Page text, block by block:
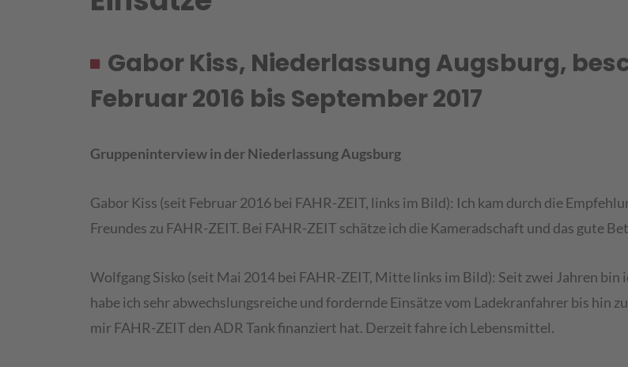
Gabor Kiss, Niederlassung Augsburg,
Februar 2016 bis September 2017
Gruppeninterview in der Niederlassung Augsburg
Gabor Kiss (seit Februar 2016 bei FAHR-ZEIT, links im Bild): Ich kam durch die
Freundes zu FAHR-ZEIT. Bei FAHR-ZEIT schätze ich die Kameradschaft und das gute
Wolfgang Sisko (seit Mai 2014 bei FAHR-ZEIT, Mitte links im Bild): Seit zwei Jahren bin
habe ich sehr abwechslungsreiche und fordernde Einsätze vom Ladekranfahrer bis hin
mir FAHR-ZEIT den ADR Tank finanziert hat. Derzeit fahre ich Lebensmittel.